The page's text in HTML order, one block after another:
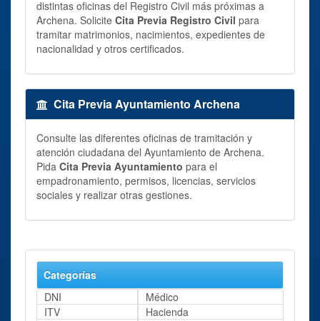
distintas oficinas del Registro Civil más próximas a
Archena. Solicite Cita Previa Registro Civil para
tramitar matrimonios, nacimientos, expedientes de
nacionalidad y otros certificados.
Cita Previa Ayuntamiento Archena
Consulte las diferentes oficinas de tramitación y
atención ciudadana del Ayuntamiento de Archena.
Pida Cita Previa Ayuntamiento para el
empadronamiento, permisos, licencias, servicios
sociales y realizar otras gestiones.
Categorías
DNI
Médico
ITV
Hacienda